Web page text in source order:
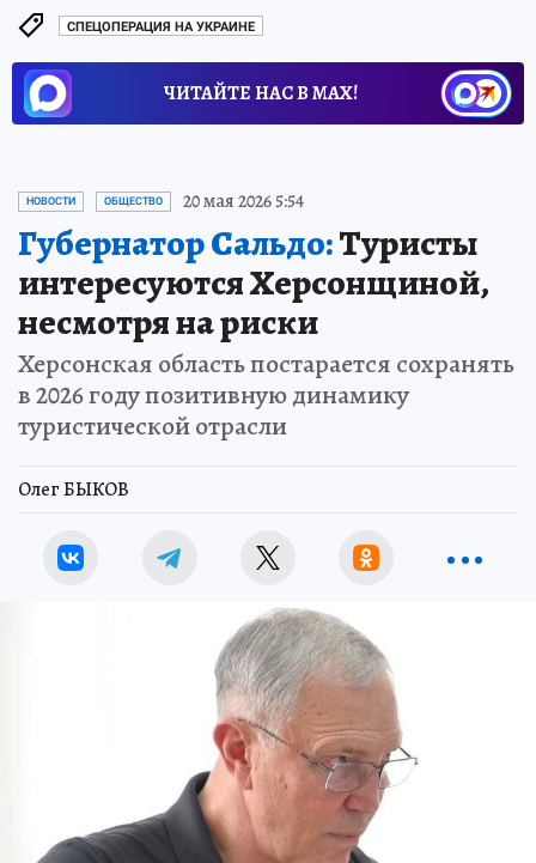
СПЕЦОПЕРАЦИЯ НА УКРАИНЕ
ЧИТАЙТЕ НАС В МАХ!
НОВОСТИ ОБЩЕСТВО 20 мая 2026 5:54
Губернатор Сальдо:Туристы
интересуются Херсонщиной,
несмотря на риски
Херсонская область постарается сохранять
в 2026 году позитивную динамику
туристической отрасли
Олег БЫКОВ